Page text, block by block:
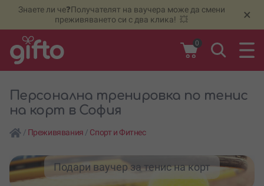
Знаете ли че❓Получателят на ваучера може да смени
преживяването си с два клика! 💥
×
0
Персонална тренировка по тенис
на корт в София
/ Преживявания / Спорт и Фитнес
Подари ваучер за тенис на корт